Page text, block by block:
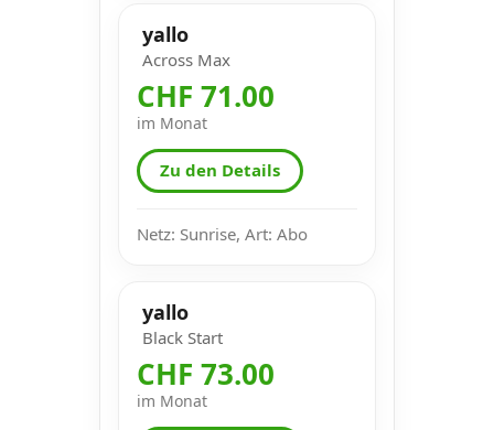
yallo
Across Max
CHF 71.00
im Monat
Zu den Details
Netz: Sunrise, Art: Abo
yallo
Black Start
CHF 73.00
im Monat